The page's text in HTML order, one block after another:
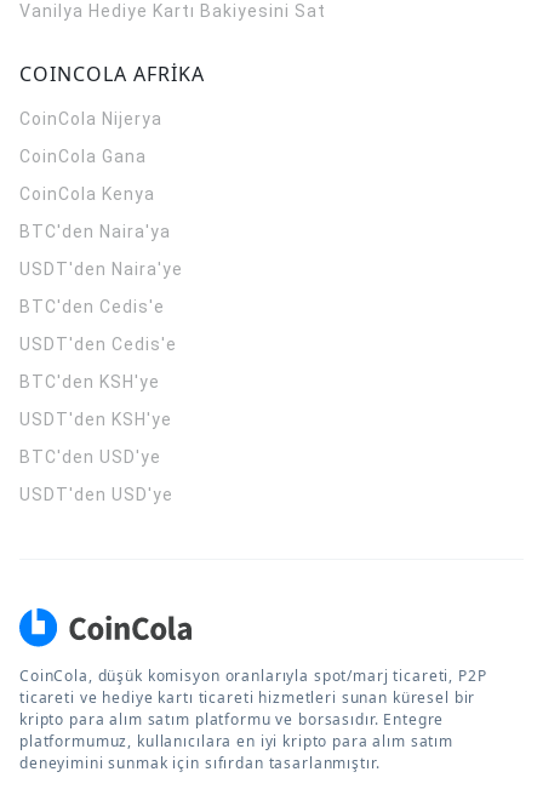
Vanilya Hediye Kartı Bakiyesini Sat
COINCOLA AFRİKA
CoinCola Nijerya
CoinCola Gana
CoinCola Kenya
BTC'den Naira'ya
USDT'den Naira'ye
BTC'den Cedis'e
USDT'den Cedis'e
BTC'den KSH'ye
USDT'den KSH'ye
BTC'den USD'ye
USDT'den USD'ye
CoinCola, düşük komisyon oranlarıyla spot/marj ticareti, P2P
ticareti ve hediye kartı ticareti hizmetleri sunan küresel bir
kripto para alım satım platformu ve borsasıdır. Entegre
platformumuz, kullanıcılara en iyi kripto para alım satım
deneyimini sunmak için sıfırdan tasarlanmıştır.